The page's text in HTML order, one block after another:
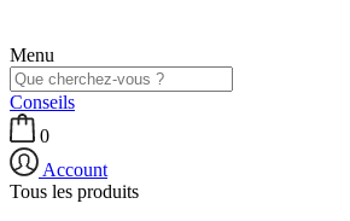
Menu
Conseils
0
Account
Tous les produits